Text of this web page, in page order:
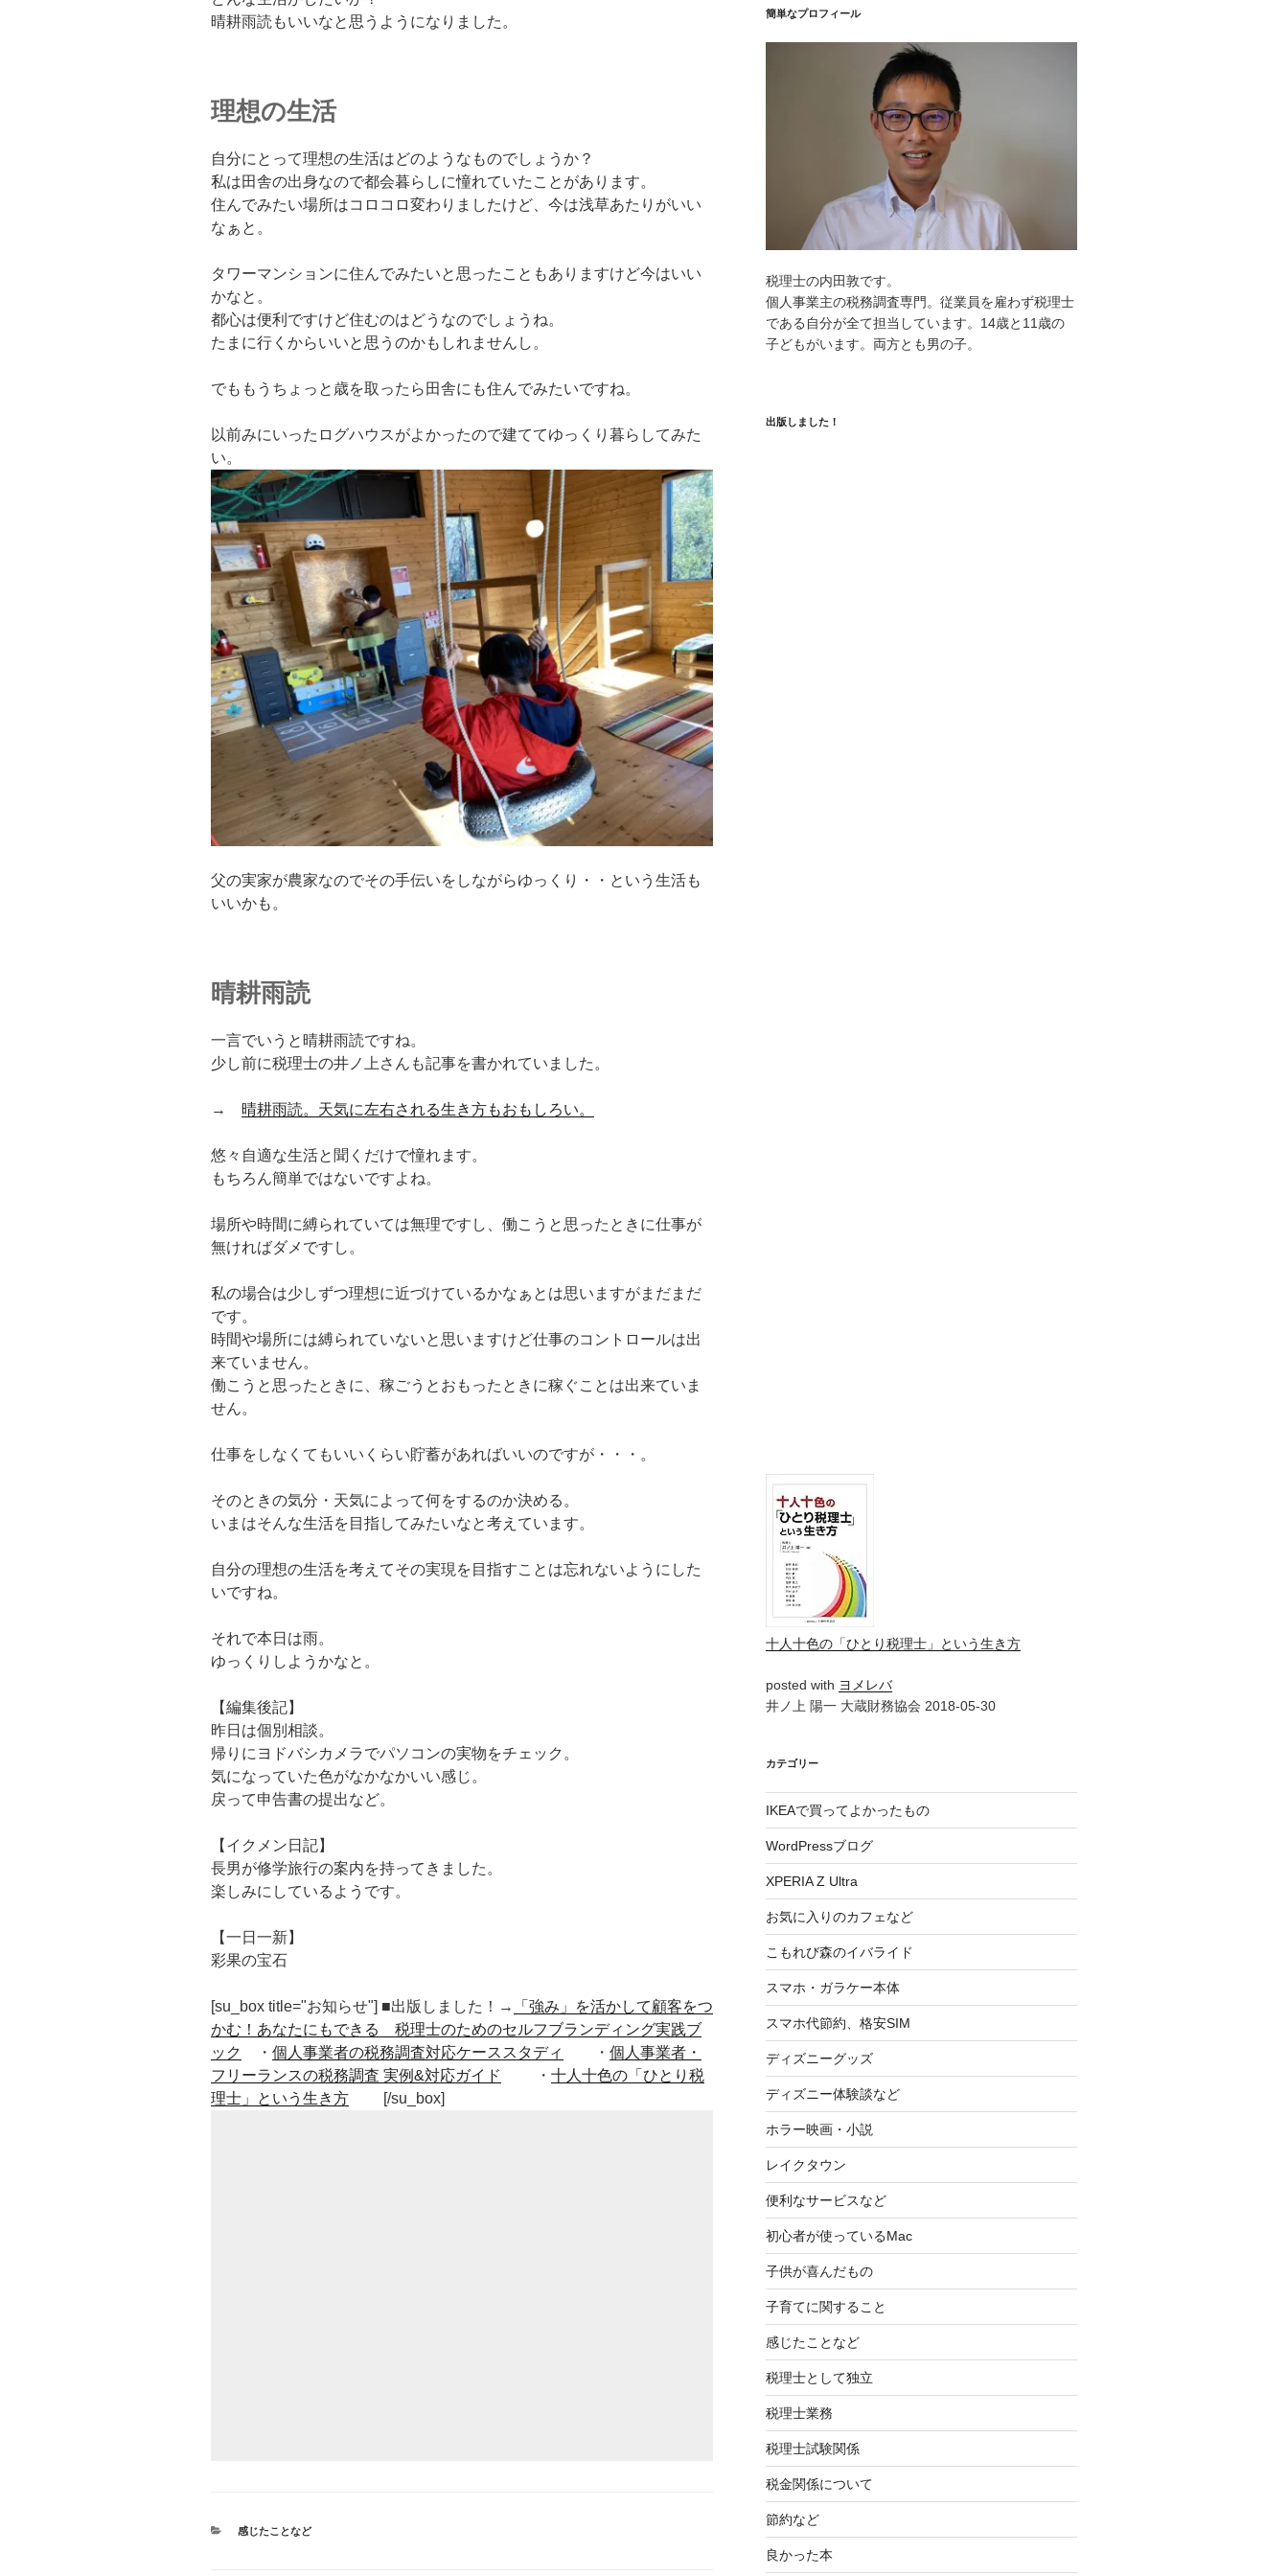
晴耕雨読もいいなと思うようになりました。
理想の生活
自分にとって理想の生活はどのようなものでしょうか？
私は田舎の出身なので都会暮らしに憧れていたことがあります。
住んでみたい場所はコロコロ変わりましたけど、今は浅草あたりがいい
なぁと。
タワーマンションに住んでみたいと思ったこともありますけど今はいい
かなと。
都心は便利ですけど住むのはどうなのでしょうね。
たまに行くからいいと思うのかもしれませんし。
でももうちょっと歳を取ったら田舎にも住んでみたいですね。
以前みにいったログハウスがよかったので建ててゆっくり暮らしてみた
い。
父の実家が農家なのでその手伝いをしながらゆっくり・・という生活も
いいかも。
晴耕雨読
一言でいうと晴耕雨読ですね。
少し前に税理士の井ノ上さんも記事を書かれていました。
→ 晴耕雨読。天気に左右される生き方もおもしろい。
悠々自適な生活と聞くだけで憧れます。
もちろん簡単ではないですよね。
場所や時間に縛られていては無理ですし、働こうと思ったときに仕事が
無ければダメですし。
私の場合は少しずつ理想に近づけているかなぁとは思いますがまだまだ
です。
時間や場所には縛られていないと思いますけど仕事のコントロールは出
来ていません。
働こうと思ったときに、稼ごうとおもったときに稼ぐことは出来ていま
せん。
仕事をしなくてもいいくらい貯蓄があればいいのですが・・・。
そのときの気分・天気によって何をするのか決める。
いまはそんな生活を目指してみたいなと考えています。
自分の理想の生活を考えてその実現を目指すことは忘れないようにした
いですね。
それで本日は雨。
ゆっくりしようかなと。
【編集後記】
昨日は個別相談。
帰りにヨドバシカメラでパソコンの実物をチェック。
気になっていた色がなかなかいい感じ。
戻って申告書の提出など。
【イクメン日記】
長男が修学旅行の案内を持ってきました。
楽しみにしているようです。
【一日一新】
彩果の宝石
[su_box title="お知らせ"] ■出版しました！→
「強み」を活かして顧客をつ
かむ！あなたにもできる 税理士のためのセルフブランディング実践ブ
ック
・ 個人事業者の税務調査対応ケーススタディ ・ 個人事業者・
フリーランスの税務調査 実例&対応ガイド
・ 十人十色の「ひとり税
理士」という生き方 [/su_box]
カ
感じたことなど
簡単なプロフィール
税理士の内田敦です。
個人事業主の税務調査専門。従業員を雇わず税理士
である自分が全て担当しています。14歳と11歳の
子どもがいます。両方とも男の子。
出版しました！
十人十色の「ひとり税理士」という生き方
posted with ヨメレバ
井ノ上 陽一 大蔵財務協会 2018-05-30
カテゴリー
IKEAで買ってよかったもの
WordPressブログ
XPERIA Z Ultra
お気に入りのカフェなど
こもれび森のイバライド
スマホ・ガラケー本体
スマホ代節約、格安SIM
ディズニーグッズ
ディズニー体験談など
ホラー映画・小説
レイクタウン
便利なサービスなど
初心者が使っているMac
子供が喜んだもの
子育てに関すること
感じたことなど
税理士として独立
税理士業務
税理士試験関係
税金関係について
節約など
良かった本